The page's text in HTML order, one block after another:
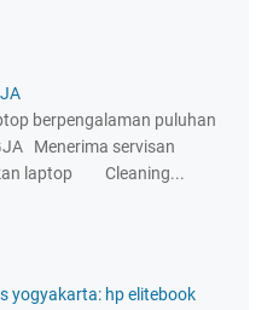
berpengalaman puluhan
Menerima servisan
laptop Cleaning...
yogyakarta: hp elitebook